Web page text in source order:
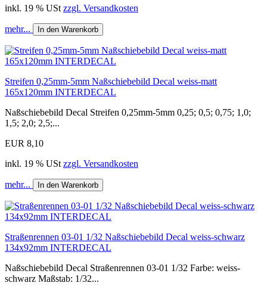
inkl. 19 % USt zzgl. Versandkosten
mehr... In den Warenkorb
Streifen 0,25mm-5mm Naßschiebebild Decal weiss-matt
165x120mm INTERDECAL
Naßschiebebild Decal Streifen 0,25mm-5mm 0,25; 0,5; 0,75; 1,0;
1,5; 2,0; 2,5;...
EUR 8,10
inkl. 19 % USt zzgl. Versandkosten
mehr... In den Warenkorb
Straßenrennen 03-01 1/32 Naßschiebebild Decal weiss-schwarz
134x92mm INTERDECAL
Naßschiebebild Decal Straßenrennen 03-01 1/32 Farbe: weiss-
schwarz Maßstab: 1/32...